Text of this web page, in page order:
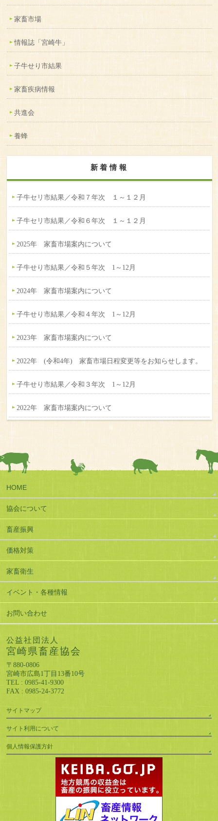
家畜市場
情報誌「宮崎牛」
子牛せり市結果
家畜疾病情報
共進会
養蜂
新着情報
子牛セリ市結果／令和７年次 １～１２月
子牛セリ市結果／令和６年次 １～１２月
2025年 家畜市場案内について
子牛せり市結果／令和５年次 1～12月
2024年 家畜市場案内について
子牛せり市結果／令和４年次 1～12月
2023年 家畜市場案内について
2022年 (令和4年) 家畜市場日程変更等をお知らせします。
子牛せり市結果／令和３年次 1～12月
2022年 家畜市場案内について
HOME
協会について
畜産振興
価格対策
家畜衛生
イベント・各種情報
お問い合わせ
公益社団法人
宮崎県畜産協会
〒880-0806
宮崎市広島1丁目13番10号
TEL : 0985-41-9300
FAX : 0985-24-3772
サイトマップ
サイト利用について
個人情報保護方針